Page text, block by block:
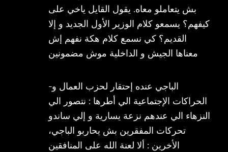
بش يتعاملو معاه. يقول القايل ياخي على
كيفهم؟ يسمعو كلام الوزير الأول الجديد و إلا
القديم؟ كي نسمع كلام هكة نفهم إش
معناها الجيش و الداخلية موش مضمونين
-الباجي عنده إحتقار لحزب العمال و
الحراكات الإجتماعية الي أطرها : نتصور الي
النزهاء الي عندهم نزعة يسارية و إلي ساندو
تحركات المفقرين بش يحاربو الباجي،
الأخرين : ألا لعنة الله على المنافقين